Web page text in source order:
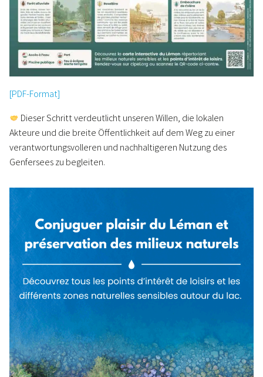
[PDF-Format]
Dieser Schritt verdeutlicht unseren Willen, die lokalen
Akteure und die breite Öffentlichkeit auf dem Weg zu einer
verantwortungsvolleren und nachhaltigeren Nutzung des
Genfersees zu begleiten.